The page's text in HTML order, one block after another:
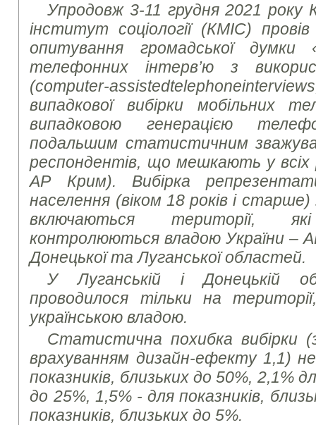
Упродовж 3-11 грудня 2021 року
інститут соціології (КМІС) провів
опитування громадської думки
телефонних інтерв’ю з
(computer-assistedtelephoneinterviews
випадкової вибірки мобільних
випадковою генерацією
подальшим статистичним
респондентів, що мешкають у всіх
АР Крим). Вибірка
населення (віком 18 років і старше)
включаються території,
контролюються владою України –
Донецької та Луганської областей.
У Луганській і Донецькій
проводилося тільки на
українською владою.
Статистична похибка вибірки
врахуванням дизайн-ефекту 1,1)
показників, близьких до 50%, 2,1%
до 25%, 1,5% - для показників,
показників, близьких до 5%.